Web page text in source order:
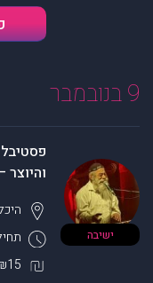
9 בנובמבר
ישיבה
והיוצר